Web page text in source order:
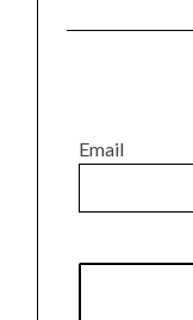
Email